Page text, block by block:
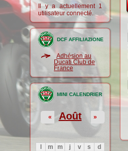
Il y a actuellement 1
utilisateur connecté.
DCF AFFILIAZIONE
Adhésion au
Ducati Club de
France
MINI CALENDRIER
Août
« »
m m j v s
d